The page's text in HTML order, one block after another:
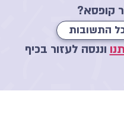
קופסא?
התשובות
וננסה לעזור בכיף